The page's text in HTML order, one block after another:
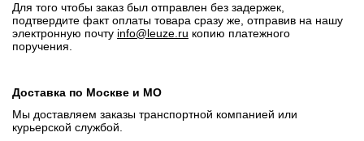
Для того чтобы заказ был отправлен без задержек,
подтвердите факт оплаты товара сразу же, отправив на нашу
электронную почту info@leuze.ru копию платежного
поручения.
Доставка по Москве и МО
Мы доставляем заказы транспортной компанией или
курьерской службой.